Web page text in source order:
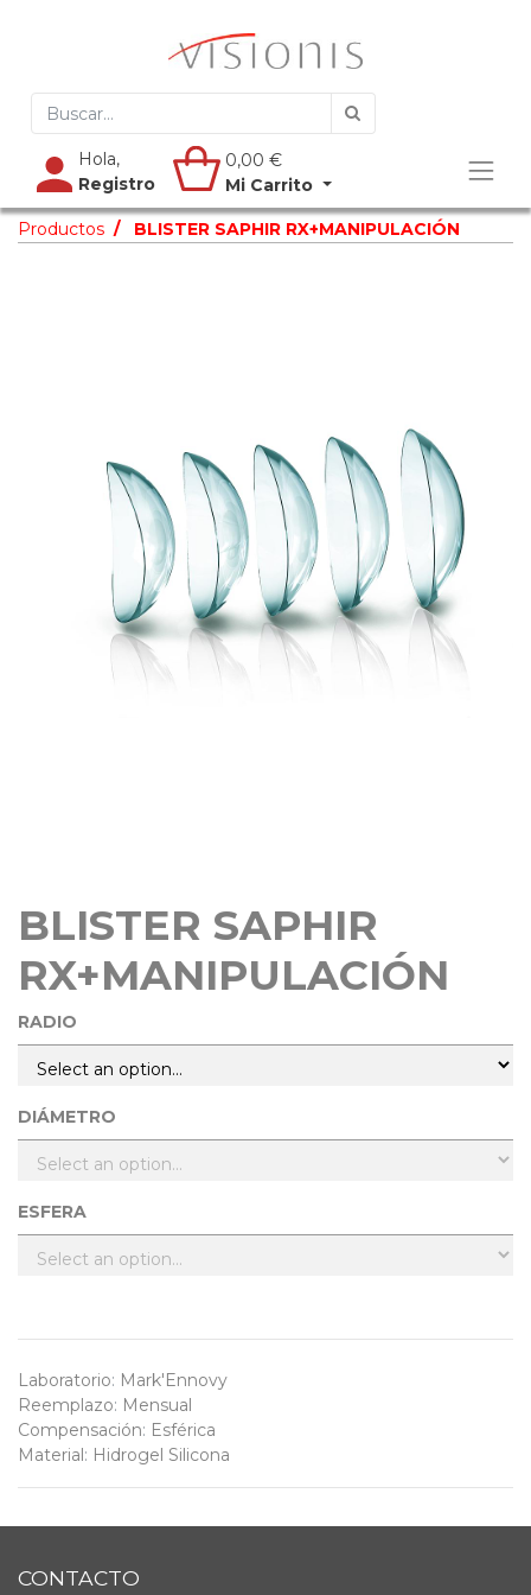
Hola,
Registro
0,00 €
Mi Carrito
Productos BLISTER SAPHIR RX+MANIPULACIÓN
BLISTER SAPHIR
RX+MANIPULACIÓN
RADIO
DIÁMETRO
ESFERA
Laboratorio: Mark'Ennovy
Reemplazo: Mensual
Compensación: Esférica
Material : Hidrogel Silicona
CONTACTO